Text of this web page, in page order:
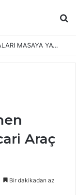
SİVAS’TA KÜLTÜR VE TURİZM ÇALIŞMALARI MASAYA YATIRILDI: YENİ PROJELER YOLDA
Araç
Bir dakikadan az